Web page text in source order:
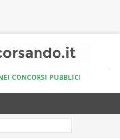
CONCORSI PUBBLICI